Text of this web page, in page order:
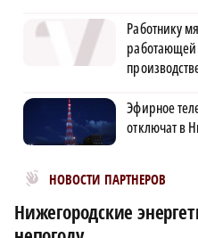
Работнику
Эфирное
отключат в
НОВОСТИ ПАРТНЕРОВ
Новости МирТесен
Нижегородские